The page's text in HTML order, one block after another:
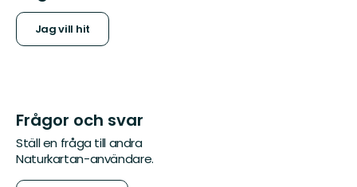
Jag vill hit
Frågor och svar
Ställ en fråga till andra
Naturkartan-användare.